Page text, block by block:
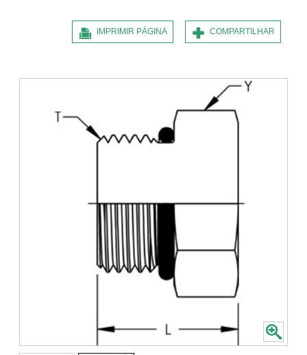
COMPARTILHAR
IMPRIMIR PÁGINA